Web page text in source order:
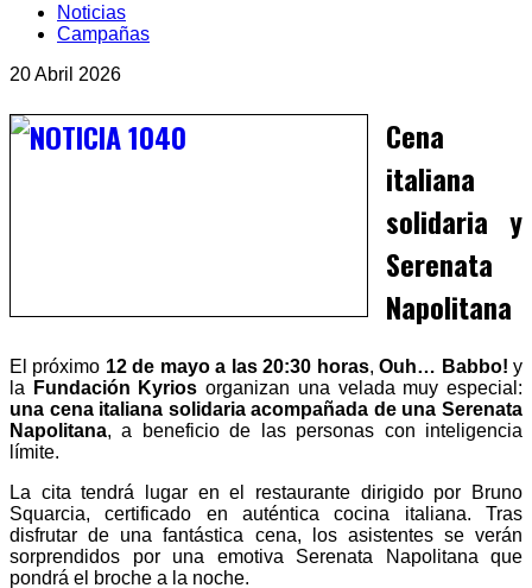
Noticias
Campañas
20 Abril 2026
Cena
italiana
solidaria y
Serenata
Napolitana
El próximo 12 de mayo a las 20:30 horas,Ouh… Babbo! y
la
Fundación Kyrios organizan una velada muy especial:
una cena italiana solidaria acompañada de una Serenata
Napolitana, a beneficio de las personas con inteligencia
límite.
La cita tendrá lugar en el restaurante dirigido por Bruno
Squarcia, certificado en auténtica cocina italiana. Tras
disfrutar de una fantástica cena, los asistentes se verán
sorprendidos por una emotiva Serenata Napolitana que
pondrá el broche a la noche.